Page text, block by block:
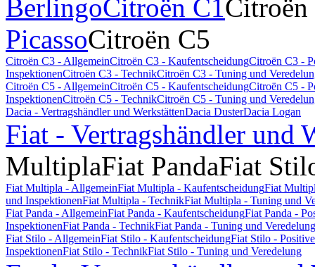
BerlingoCitroën C1Citroën
PicassoCitroën C5
Citroën C3 - AllgemeinCitroën C3 - KaufentscheidungCitroën C3 -
InspektionenCitroën C3 - TechnikCitroën C3 - Tuning und
Citroën C5 - AllgemeinCitroën C5 - KaufentscheidungCitroën C5 -
InspektionenCitroën C5 - TechnikCitroën C5 - Tuning und
Dacia - Vertragshändler und WerkstättenDacia DusterDacia Logan
Fiat - Vertragshändler und
MultiplaFiat PandaFiat
Fiat Multipla - AllgemeinFiat Multipla - KaufentscheidungFiat
und InspektionenFiat Multipla - TechnikFiat Multipla - Tuning und
Fiat Panda - AllgemeinFiat Panda - KaufentscheidungFiat Panda -
InspektionenFiat Panda - TechnikFiat Panda - Tuning und Veredelung
Fiat Stilo - AllgemeinFiat Stilo - KaufentscheidungFiat Stilo -
InspektionenFiat Stilo - TechnikFiat Stilo - Tuning und Veredelung